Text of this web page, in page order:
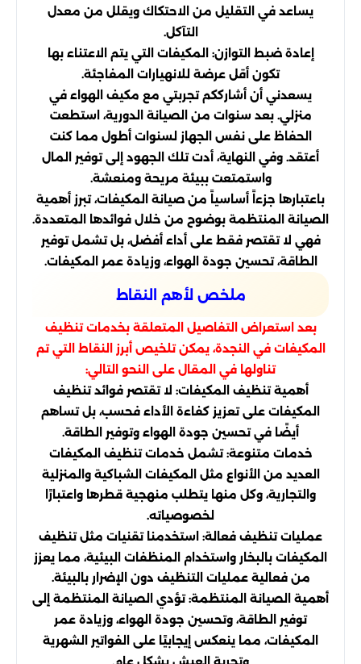
يساعد في التقليل من الاحتكاك ويقلل من معدل
التآكل.
إعادة ضبط التوازن: المكيفات التي يتم الاعتناء بها
تكون أقل عرضة للانهيارات المفاجئة.
يسعدني أن أشارككم تجربتي مع مكيف الهواء في
منزلي. بعد سنوات من الصيانة الدورية، استطعت
الحفاظ على نفس الجهاز لسنوات أطول مما كنت
أعتقد. وفي النهاية، أدت تلك الجهود إلى توفير المال
واستمتعت ببيئة مريحة ومنعشة.
باعتبارها جزءاً أساسياً من صيانة المكيفات، تبرز أهمية
الصيانة المنتظمة بوضوح من خلال فوائدها المتعددة.
فهي لا تقتصر فقط على أداء أفضل، بل تشمل توفير
الطاقة، تحسين جودة الهواء، وزيادة عمر المكيفات.
ملخص لأهم النقاط
بعد استعراض التفاصيل المتعلقة بخدمات تنظيف
المكيفات في النجدة، يمكن تلخيص أبرز النقاط التي تم
تناولها في المقال على النحو التالي:
أهمية تنظيف المكيفات: لا تقتصر فوائد تنظيف
المكيفات على تعزيز كفاءة الأداء فحسب، بل تساهم
أيضًا في تحسين جودة الهواء وتوفير الطاقة.
خدمات متنوعة: تشمل خدمات تنظيف المكيفات
العديد من الأنواع مثل المكيفات الشباكية والمنزلية
والتجارية، وكل منها يتطلب منهجية قطرها واعتبارًا
لخصوصياته.
عمليات تنظيف فعالة: استخدمنا تقنيات مثل تنظيف
المكيفات بالبخار واستخدام المنظفات البيئية، مما يعزز
من فعالية عمليات التنظيف دون الإضرار بالبيئة.
أهمية الصيانة المنتظمة: تؤدي الصيانة المنتظمة إلى
توفير الطاقة، وتحسين جودة الهواء، وزيادة عمر
المكيفات، مما ينعكس إيجابيًا على الفواتير الشهرية
وتجربة العيش بشكل عام.